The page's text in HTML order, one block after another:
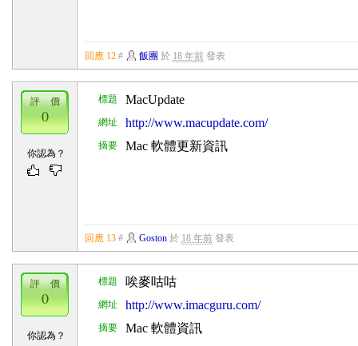
回應 12 # 飯團 於 18 年前發表
標題 MacUpdate
網址 http://www.macupdate.com/
摘要 Mac 軟體更新資訊
評 價
0
你認為？
回應 13 # Goston於 18 年前發表
標題 唉麥咕咕
網址 http://www.imacguru.com/
摘要 Mac 軟體資訊
評 價
0
你認為？